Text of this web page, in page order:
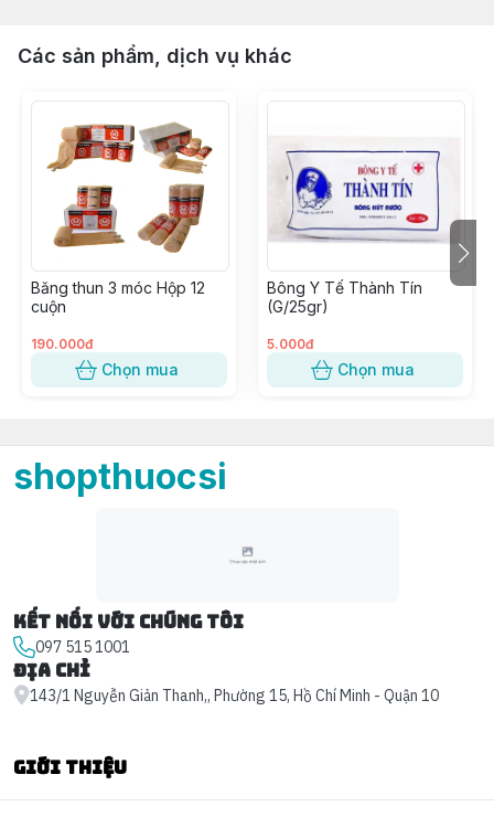
Các sản phẩm, dịch vụ khác
Băng thun 3 móc Hộp 12
cuộn
190.000đ
Chọn mua
Bông Y Tế Thành Tín
(G/25gr)
5.000đ
Chọn mua
shopthuocsi
Kết nối với chúng tôi
097 515 1001
Địa chỉ
143/1 Nguyễn Giản Thanh,, Phường 15, Hồ Chí Minh - Quận 10
Giới thiệu